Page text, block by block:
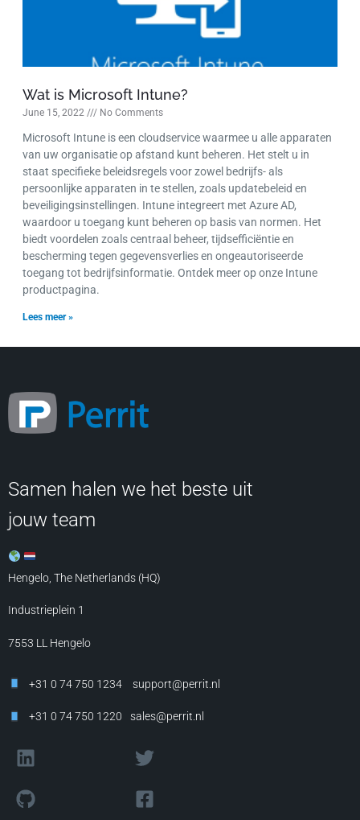
Wat is Microsoft Intune?
June 15, 2022 No Comments
Microsoft Intune is een cloudservice waarmee u alle apparaten
van uw organisatie op afstand kunt beheren. Het stelt u in
staat specifieke beleidsregels voor zowel bedrijfs- als
persoonlijke apparaten in te stellen, zoals updatebeleid en
beveiligingsinstellingen. Intune integreert met Azure AD,
waardoor u toegang kunt beheren op basis van normen. Het
biedt voordelen zoals centraal beheer, tijdsefficiëntie en
bescherming tegen gegevensverlies en ongeautoriseerde
toegang tot bedrijfsinformatie. Ontdek meer op onze Intune
productpagina.
Lees meer »
Samen halen we het beste uit
jouw team
Hengelo, The Netherlands (HQ)
Industrieplein 1
7553 LL Hengelo
+31 0 74 750 1234 support@perrit.nl
+31 0 74 750 1220 sales@perrit.nl